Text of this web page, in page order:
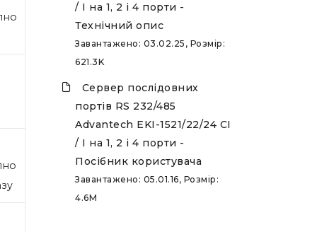
/ I на 1, 2 і 4 порти -
Технічний опис
Завантажено: 03.02.25, Розмір:
621.3K
Сервер послідовних
портів RS 232/485
Advantech EKI-1521/22/24 CI
/ I на 1, 2 і 4 порти -
Посібник користувача
Завантажено: 05.01.16, Розмір:
4.6M